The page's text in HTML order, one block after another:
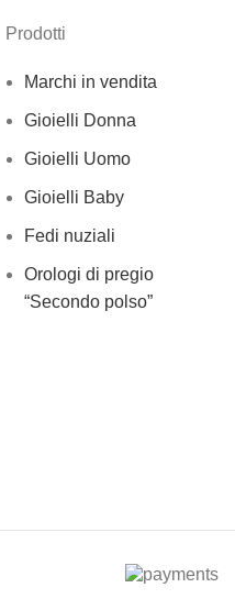
Prodotti
Marchi in vendita
Gioielli Donna
Gioielli Uomo
Gioielli Baby
Fedi nuziali
Orologi di pregio
“Secondo polso”